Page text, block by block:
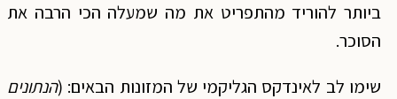
ביותר להוריד מהתפריט את מה שמעלה הכי הרבה את
הסוכר.
שימו לב לאינדקס הגליקמי של המזונות הבאים: (הנתונים